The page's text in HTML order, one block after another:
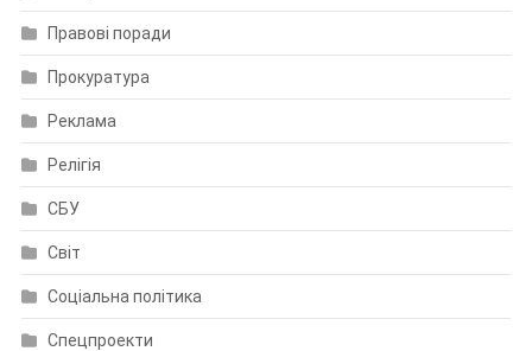
Правові поради
Прокуратура
Реклама
Релігія
СБУ
Світ
Соціальна політика
Спецпроекти